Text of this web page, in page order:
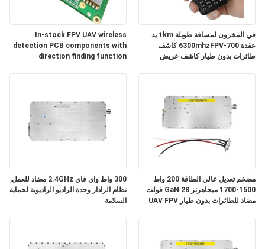
اتصل
بنا
مدونة
اطلب
خريطة
In-stock FPV UAV wireless
detection PCB components with
direction finding function
في المخزون لمسافة طويلة 1km يد
عقدة 700-6300mhzFPV كاشف
طائرات بدون طيار كاشف عريض
300 واط واي فاي 2.4GHz مضاد للعمل,
نظام الرادار وحدة الراديو الراديوية لحماية
السلامة
مضخم تعديل عالي الطاقة 200 واط
1500-1700 ميجاهرتز GaN 28 فولت
مضاد للطائرات بدون طيار UAV FPV